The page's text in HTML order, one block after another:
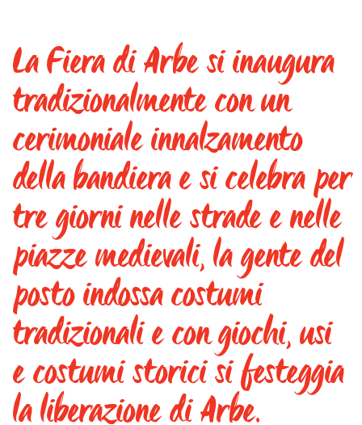
La Fiera di Arbe si inaugura
tradizionalmente con un
cerimoniale innalzamento
della bandiera e si celebra per
tre giorni nelle strade e nelle
piazze medievali, la gente del
posto indossa costumi
tradizionali e con giochi, usi
e costumi storici si festeggia
la liberazione di Arbe.